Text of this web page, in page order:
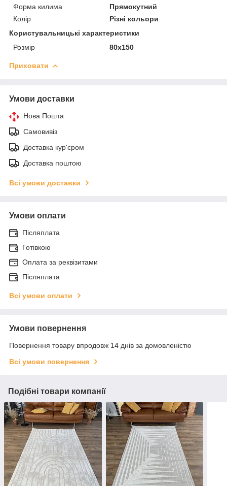
Форма килима
Прямокутний
Колір
Різні кольори
Користувальницькі характеристики
Розмір
80х150
Приховати
Умови доставки
Нова Пошта
Самовивіз
Доставка кур'єром
Доставка поштою
Всі умови доставки
Умови оплати
Післяплата
Готівкою
Оплата за реквізитами
Післяплата
Всі умови оплати
Умови повернення
Повернення товару впродовж 14 днів за домовленістю
Всі умови повернення
Подібні товари компанії